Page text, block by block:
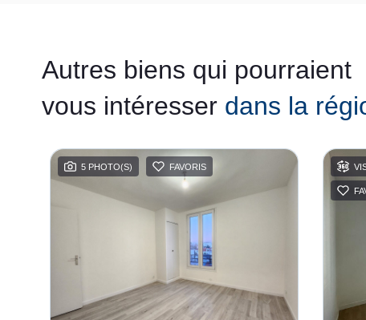
Autres biens qui pourraient
vous intéresser dans la
5 PHOTO(S) FAVORIS